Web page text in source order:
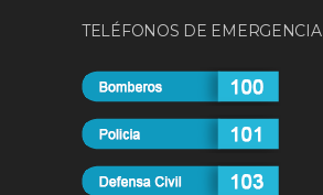
TELÉFONOS DE EMERGENCIA